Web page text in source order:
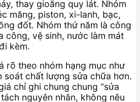
thay gioăng quy lát. Nhóm
măng, piston, xi-lanh, bạc,
đốt. Nhóm thứ năm là công
công, vệ sinh, nước làm mát
kèm.
rõ theo nhóm hạng mục như
soát chất lượng sửa chữa hơn.
chỉ ghi chung chung “sửa
nguyên nhân, không nêu